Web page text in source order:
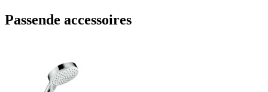
Passende accessoires